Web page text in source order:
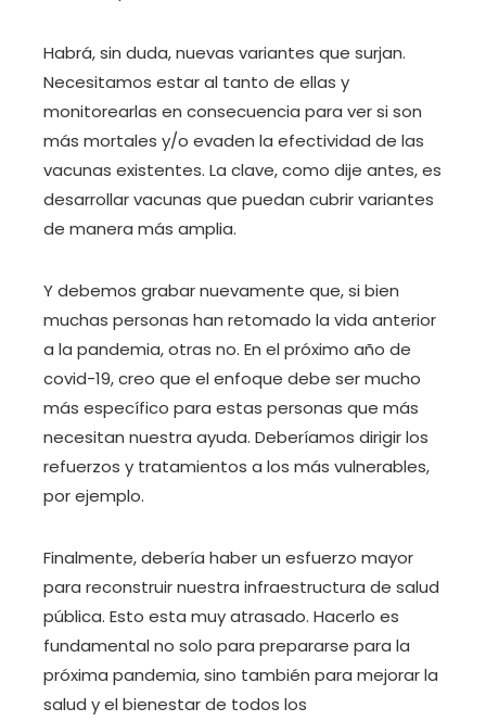
Habrá, sin duda, nuevas variantes que surjan.
Necesitamos estar al tanto de ellas y
monitorearlas en consecuencia para ver si son
más mortales y/o evaden la efectividad de las
vacunas existentes. La clave, como dije antes, es
desarrollar vacunas que puedan cubrir variantes
de manera más amplia.
Y debemos grabar nuevamente que, si bien
muchas personas han retomado la vida anterior
a la pandemia, otras no. En el próximo año de
covid-19, creo que el enfoque debe ser mucho
más específico para estas personas que más
necesitan nuestra ayuda. Deberíamos dirigir los
refuerzos y tratamientos a los más vulnerables,
por ejemplo.
Finalmente, debería haber un esfuerzo mayor
para reconstruir nuestra infraestructura de salud
pública. Esto esta muy atrasado. Hacerlo es
fundamental no solo para prepararse para la
próxima pandemia, sino también para mejorar la
salud y el bienestar de todos los